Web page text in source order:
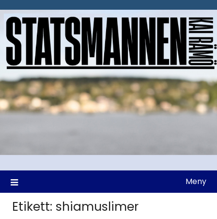
till
Meny
Etikett: shiamuslimer